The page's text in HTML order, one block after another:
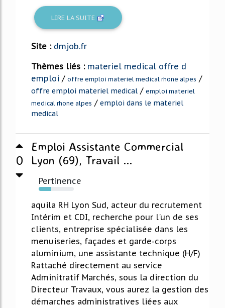
LIRE LA SUITE
Site : dmjob.fr
Thèmes liés : materiel medical offre d
emploi / offre emploi materiel medical rhone alpes /
offre emploi materiel medical / emploi materiel
medical rhone alpes / emploi dans le materiel
medical
0
Emploi Assistante Commercial
Lyon (69), Travail ...
Pertinence
36%
aquila RH Lyon Sud, acteur du recrutement
Intérim et CDI, recherche pour l'un de ses
clients, entreprise spécialisée dans les
menuiseries, façades et garde-corps
aluminium, une assistante technique (H/F)
Rattaché directement au service
Adminitratif Marchés, sous la direction du
Directeur Travaux, vous aurez la gestion des
démarches administratives liées aux